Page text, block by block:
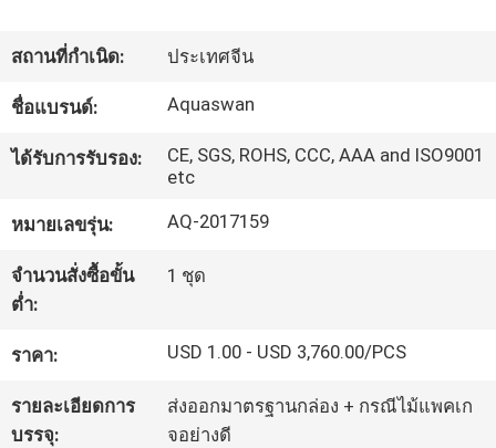
เกี่ยว
กับ
เรา
ทัวร์
โรงงาน
ควบคุม
คุณภาพ
สถานที่กำเนิด: ประเทศจีน
ชื่อแบรนด์: Aquaswan
ได้รับการรับรอง:
CE, SGS, ROHS, CCC, AAA and ISO9001
etc
หมายเลขรุ่น: AQ-2017159
จำนวนสั่งซื้อขั้น
ต่ำ:
1 ชุด
ราคา: USD 1.00 - USD 3,760.00/PCS
รายละเอียดการ
บรรจุ:
ส่งออกมาตรฐานกล่อง + กรณีไม้แพคเก
จอย่างดี